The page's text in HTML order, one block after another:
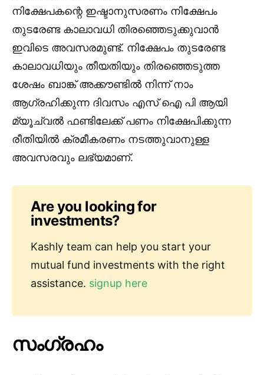
നിക്ഷേപകന്റെ ഇഷ്ടാനുസരണം നിക്ഷേപം
തുടരേണ്ട കാലാവധി തിരഞ്ഞെടുക്കുവാൻ
ഇവിടെ അവസരമുണ്ട്. നിക്ഷേപം തുടരേണ്ട
കാലാവധിയും തീയതിയും തിരഞ്ഞെടുത്ത
ശേഷം ബാങ്ക് അക്കൗണ്ടിൽ നിന്ന് നാം
ആഗ്രഹിക്കുന്ന ദിവസം എസ് ഐ പി ആയി
മ്യൂച്വൽ ഫണ്ടിലേക്ക് പണം നിക്ഷേപിക്കുന്ന
രീതിയിൽ ക്രമീകരണം നടത്തുവാനുള്ള
അവസരവും ലഭ്യമാണ്.
Are you looking for
investments?
Kashly team can help you start your
mutual fund investments with the right
assistance. signup here
സംഗ്രഹം